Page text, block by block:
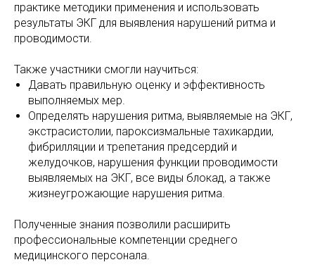
практике методики применения и использовать
результаты ЭКГ для выявления нарушений ритма и
проводимости.
Также участники смогли научиться:
Давать правильную оценку и эффективность
выполняемых мер.
Определять нарушения ритма, выявляемые на ЭКГ,
экстрасистолии, пароксизмальные тахикардии,
фибрилляции и трепетания предсердий и
желудочков, нарушения функции проводимости
выявляемых на ЭКГ, все виды блокад, а также
жизнеугрожающие нарушения ритма.
Полученные знания позволили расширить
профессиональные компетенции среднего
медицинского персонала.